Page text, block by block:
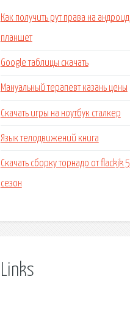
Как получить рут права на андроид
планшет
Google таблицы скачать
Мануальный терапевт казань цены
Скачать игры на ноутбук сталкер
Язык телодвижений книга
Скачать сборку торнадо от flackjk 5
сезон
Links